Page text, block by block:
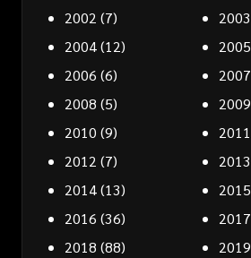
2002 (7) 2003
2004(12) 2005
2006 (6) 2007
2008 (5) 2009
2010 (9) 2011
2012 (7) 2013
2014(13) 2015
2016 (36) 2017
2018 (88) 2019